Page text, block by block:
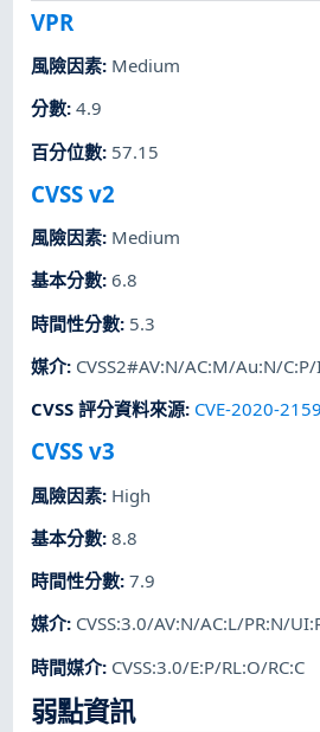
VPR
風險因素: Medium
分數:4.9
百分位數: 57.15
CVSS v2
風險因素: Medium
基本分數:6.8
時間性分數: 5.3
媒介: CVSS2#AV:N/AC:M/Au:N/
CVSS 評分資料來源: CVE-2020-
CVSS v3
風險因素: High
基本分數:8.8
時間性分數:7.9
媒介: CVSS:3.0/AV:N/AC:L/PR:N/
時間媒介: CVSS:3.0/E:P/RL:O/RC:C
弱點資訊